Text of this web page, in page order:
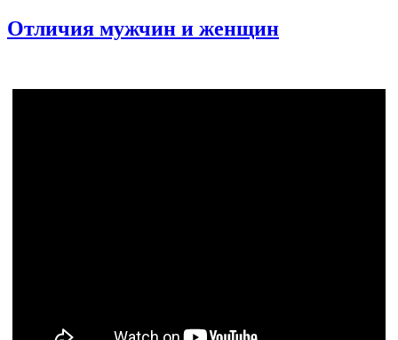
Отличия мужчин и женщин